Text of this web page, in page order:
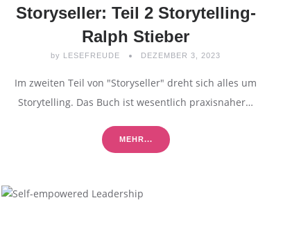
Storyseller: Teil 2 Storytelling-
Ralph Stieber
by LESEFREUDE DEZEMBER 3, 2023
Im zweiten Teil von "Storyseller" dreht sich alles um
Storytelling. Das Buch ist wesentlich praxisnaher…
MEHR...